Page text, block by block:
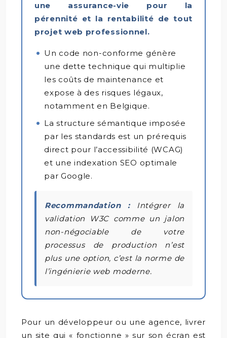
une assurance-vie pour la
pérennité et la rentabilité de tout
projet web professionnel.
Un code non-conforme génère
une dette technique qui multiplie
les coûts de maintenance et
expose à des risques légaux,
notamment en Belgique.
La structure sémantique imposée
par les standards est un prérequis
direct pour l’accessibilité (WCAG)
et une indexation SEO optimale
par Google.
Recommandation :Intégrer la
validation W3C comme un jalon
non-négociable de votre
processus de production n’est
plus une option, c’est la norme de
l’ingénierie web moderne.
Pour un développeur ou une agence, livrer
un site qui « fonctionne » sur son écran est